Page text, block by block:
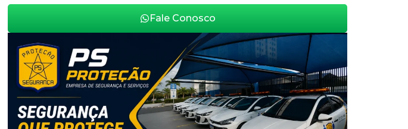
Fale Conosco